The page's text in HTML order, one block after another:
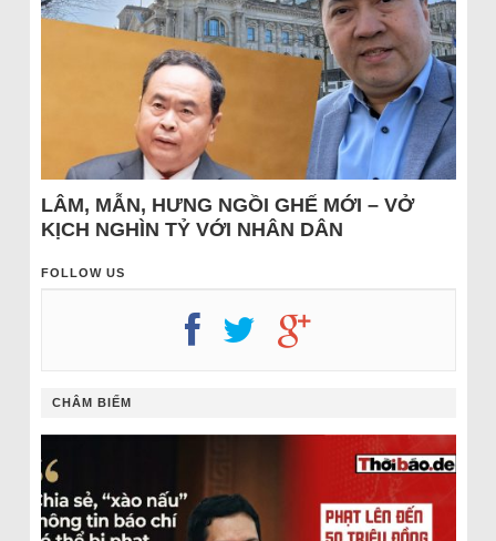
LÂM, MẪN, HƯNG NGỒI GHẾ MỚI – VỞ
KỊCH NGHÌN TỶ VỚI NHÂN DÂN
FOLLOW US
CHÂM BIẾM